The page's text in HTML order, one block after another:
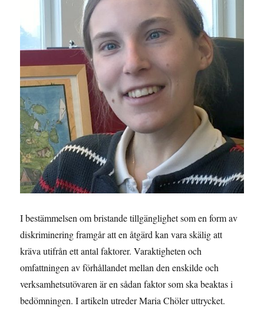
I bestämmelsen om bristande tillgänglighet som en form av
diskriminering framgår att en åtgärd kan vara skälig att
kräva utifrån ett antal faktorer. Varaktigheten och
omfattningen av förhållandet mellan den enskilde och
verksamhetsutövaren är en sådan faktor som ska beaktas i
bedömningen. I artikeln utreder Maria Chöler uttrycket.